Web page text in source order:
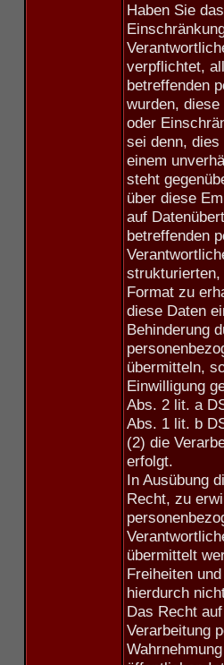
Haben Sie
verpflichtet,
betreffenden
wurden,
oder
sei denn,
einem
steht
über diese
auf
betreffenden
strukturierten,
Format zu
diese Daten
Behinderung
übermitteln,
Einwilligung
Abs. 2 lit. a
Abs. 1 lit. b
(2) die
erfolgt.
In Ausübung
Recht, zu
übermittelt
Freiheiten
hierdurch
Das Recht
Verarbeitung